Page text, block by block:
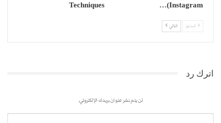
(Instagram…
Techniques
السابق التالي
اترك رد
لن يتم نشر عنوان بريدك الإلكتروني.